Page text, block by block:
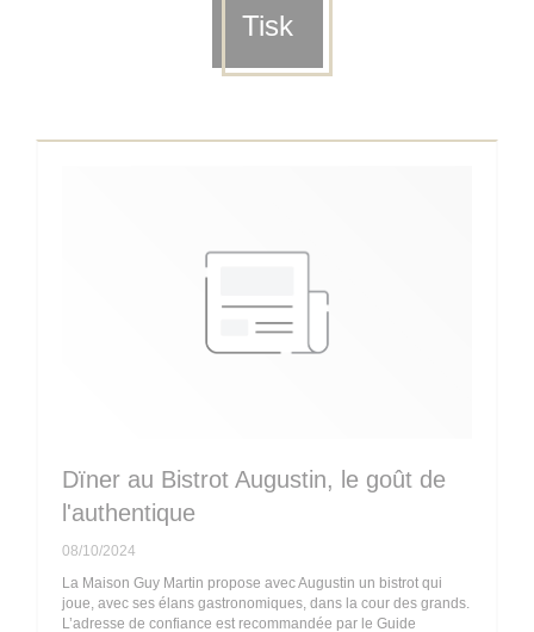
Tisk
Dïner au Bistrot Augustin, le goût de
l'authentique
08/10/2024
La Maison Guy Martin propose avec Augustin un bistrot qui
joue, avec ses élans gastronomiques, dans la cour des grands.
L’adresse de confiance est recommandée par le Guide